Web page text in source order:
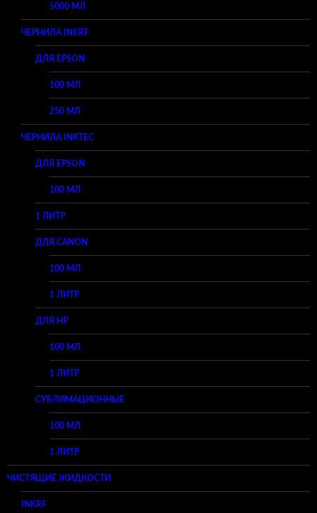
5000 МЛ
ЧЕРНИЛА INKRF
ДЛЯ EPSON
100 МЛ
250 МЛ
ЧЕРНИЛА INKTEC
ДЛЯ EPSON
100 МЛ
1 ЛИТР
ДЛЯ CANON
100 МЛ
1 ЛИТР
ДЛЯ HP
100 МЛ
1 ЛИТР
СУБЛИМАЦИОННЫЕ
100 МЛ
1 ЛИТР
ЧИСТЯЩИЕ ЖИДКОСТИ
INKRF